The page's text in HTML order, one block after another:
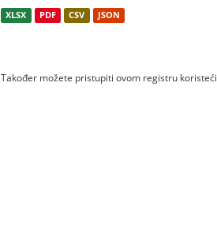
XLSX PDF CSV JSON
Također možete pristupiti ovom registru koristeći